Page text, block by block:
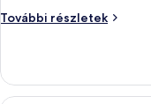
nemdohányzó
További részletek
Club
részletei